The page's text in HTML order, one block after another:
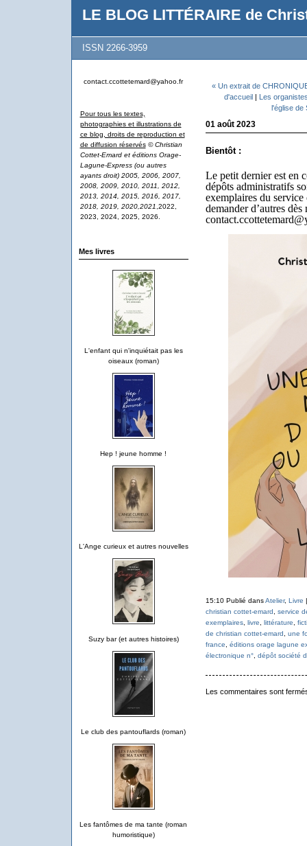
LE BLOG LITTÉRAIRE de
ISSN 2266-3959
contact.ccottetemard@yahoo.fr
Pour tous les textes,
photographies et illustrations de
ce blog, droits de reproduction et
de diffusion réservés © Christian
Cottet-Emard et éditions Orage-
Lagune-Express (ou autres
ayants droit) 2005, 2006, 2007,
2008, 2009, 2010, 2011, 2012,
2013, 2014, 2015, 2016, 2017,
2018, 2019, 2020,2021 ,2022,
2023, 2024, 2025, 2026.
Mes livres
L'enfant qui n'inquiétait pas les
oiseaux (roman)
Hep ! jeune homme !
L'Ange curieux et autres nouvelles
Suzy bar (et autres histoires)
Le club des pantouflards (roman)
Les fantômes de ma tante (roman
humoristique)
« Un extrait de
d'accueil| Les
l'église de
01 août 2023
Bientôt :
Le petit dernier est en
dépôts administratifs
exemplaires du
demander d’autres dès
15:10 Publié dansAtelier, Livre
christian cottet-emard
service
exemplaires, livre littérature
de christian cottet-emard
une
france
éditions orage lagune
électronique n°, dépôt société
Les commentaires sont